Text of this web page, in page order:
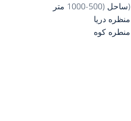
(ساحل (500-1000 متر
منظره دریا
منطره کوه